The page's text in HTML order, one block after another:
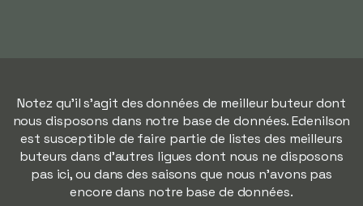
Notez qu'il s'agit des données de meilleur buteur dont
nous disposons dans notre base de données. Edenilson
est susceptible de faire partie de listes des meilleurs
buteurs dans d'autres ligues dont nous ne disposons
pas ici, ou dans des saisons que nous n'avons pas
encore dans notre base de données.